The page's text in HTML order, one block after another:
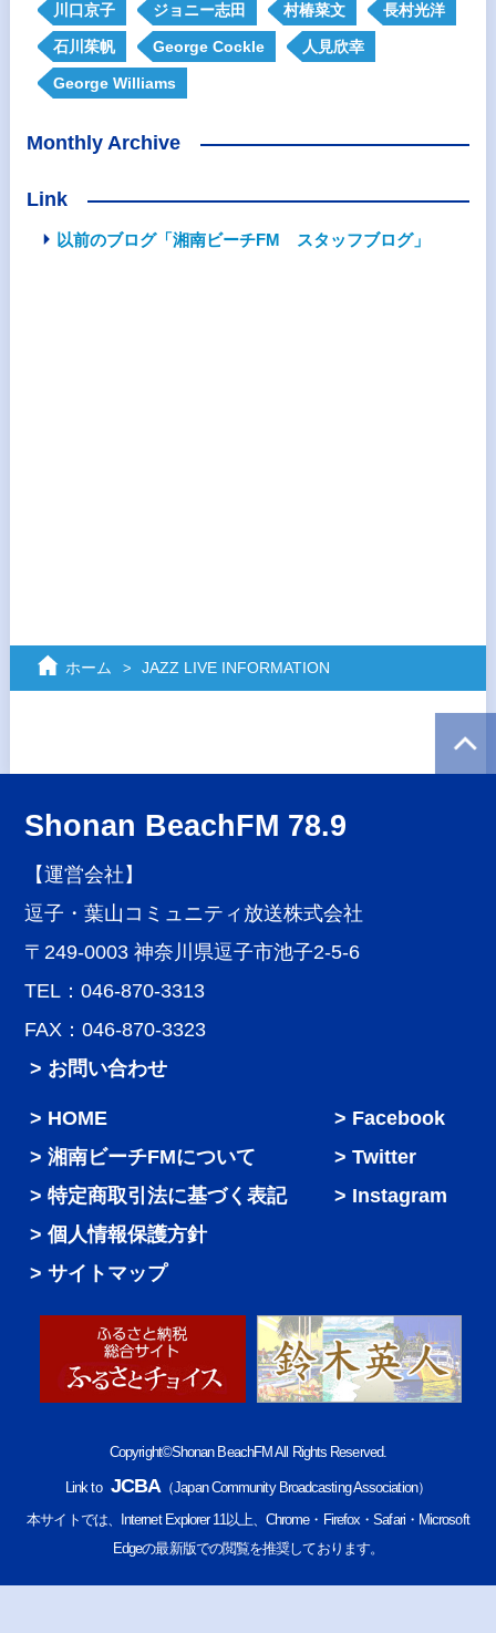
川口京子 ジョニー志田 村椿菜文 長村光洋
石川茱帆 George Cockle 人見欣幸
George Williams
Monthly Archive
Link
以前のブログ「湘南ビーチFM スタッフブログ」
ホーム JAZZ LIVE INFORMATION
Shonan BeachFM 78.9
【運営会社】
逗子・葉山コミュニティ放送株式会社
〒249-0003 神奈川県逗子市池子2-5-6
TEL：046-870-3313
FAX：046-870-3323
> お問い合わせ
HOME
湘南ビーチFMについて
特定商取引法に基づく表記
個人情報保護方針
サイトマップ
Facebook
Twitter
Instagram
Copyright©Shonan BeachFM All Rights Reserved.
Link to JCBA（Japan Community Broadcasting Association）
本サイトでは、Internet Explorer 11以上、Chrome・Firefox・Safari・Microsoft
Edgeの最新版での閲覧を推奨しております。